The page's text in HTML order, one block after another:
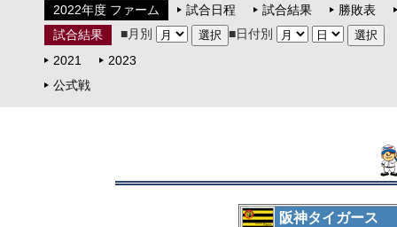
2022年度 ファーム 試合日程 試合結果
勝敗表
試合結果
■月別
■日付別
2021
2023
公式戦
阪神タイガース